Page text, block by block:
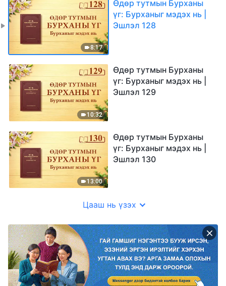
8:17
Өдөр тутмын Бурханы
үг: Бурханыг мэдэх нь |
Эшлэл 128
10:32
Өдөр тутмын Бурханы
үг: Бурханыг мэдэх нь |
Эшлэл 129
13:00
Өдөр тутмын Бурханы
үг: Бурханыг мэдэх нь |
Эшлэл 130
Цааш нь үзэх